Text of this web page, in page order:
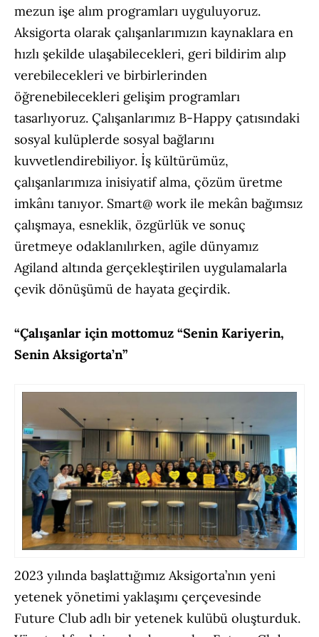
mezun işe alım programları uyguluyoruz.
Aksigorta olarak çalışanlarımızın kaynaklara en
hızlı şekilde ulaşabilecekleri, geri bildirim alıp
verebilecekleri ve birbirlerinden
öğrenebilecekleri gelişim programları
tasarlıyoruz. Çalışanlarımız B-Happy çatısındaki
sosyal kulüplerde sosyal bağlarını
kuvvetlendirebiliyor. İş kültürümüz,
çalışanlarımıza inisiyatif alma, çözüm üretme
imkânı tanıyor. Smart@ work ile mekân bağımsız
çalışmaya, esneklik, özgürlük ve sonuç
üretmeye odaklanılırken, agile dünyamız
Agiland altında gerçekleştirilen uygulamalarla
çevik dönüşümü de hayata geçirdik.
“Çalışanlar için mottomuz “Senin Kariyerin,
Senin Aksigorta’n”
2023 yılında başlattığımız Aksigorta’nın yeni
yetenek yönetimi yaklaşımı çerçevesinde
Future Club adlı bir yetenek kulübü oluşturduk.